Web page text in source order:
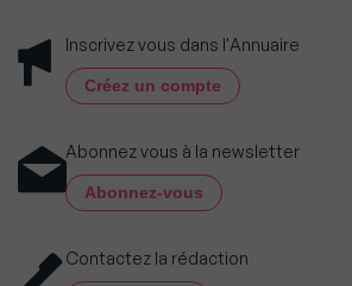
Inscrivez vous dans l'Annuaire
Créez un compte
Abonnez vous à la newsletter
Abonnez-vous
Contactez la rédaction